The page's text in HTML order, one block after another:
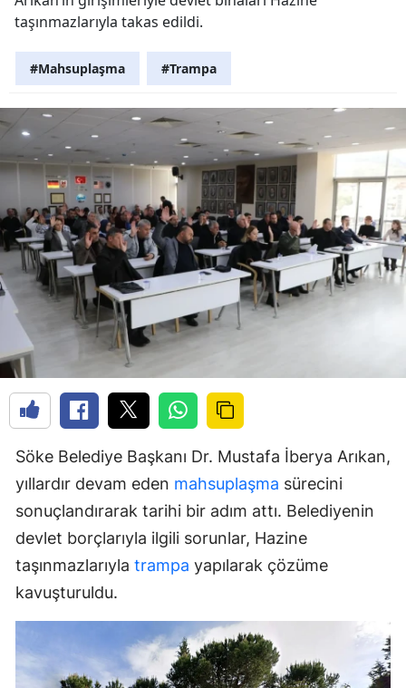
taşınmazlarıyla takas edildi.
#Mahsuplaşma #Trampa
Söke Belediye Başkanı Dr. Mustafa İberya Arıkan,
yıllardır devam eden mahsuplaşma sürecini
sonuçlandırarak tarihi bir adım attı. Belediyenin
devlet borçlarıyla ilgili sorunlar, Hazine
taşınmazlarıyla trampa yapılarak çözüme
kavuşturuldu.